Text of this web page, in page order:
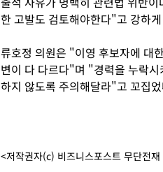
한 고발도 검토해야한다"고 강하
류호정 의원은 "이영 후보자에 대
변이 다 다르다"며 "경력을 누락
하지 않도록 주의해달라"고 꼬집
<저작권자(c) 비즈니스포스트 무단전